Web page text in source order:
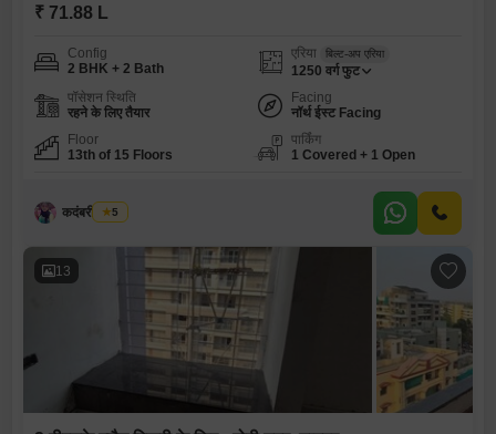
₹ 71.88 L
Config
2 BHK + 2 Bath
एरिया बिल्ट-अप एरिया
1250 वर्ग फुट
पॉसेशन स्थिति
रहने के लिए तैयार
Facing
नॉर्थ ईस्ट Facing
Floor
13th of 15 Floors
पार्किंग
1 Covered + 1 Open
कदंबरी मेश्राम
5
13